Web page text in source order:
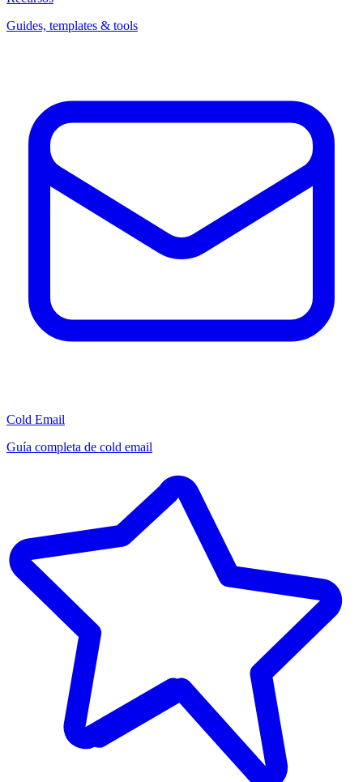
Guides, templates & tools
Cold Email
Guía completa de cold email